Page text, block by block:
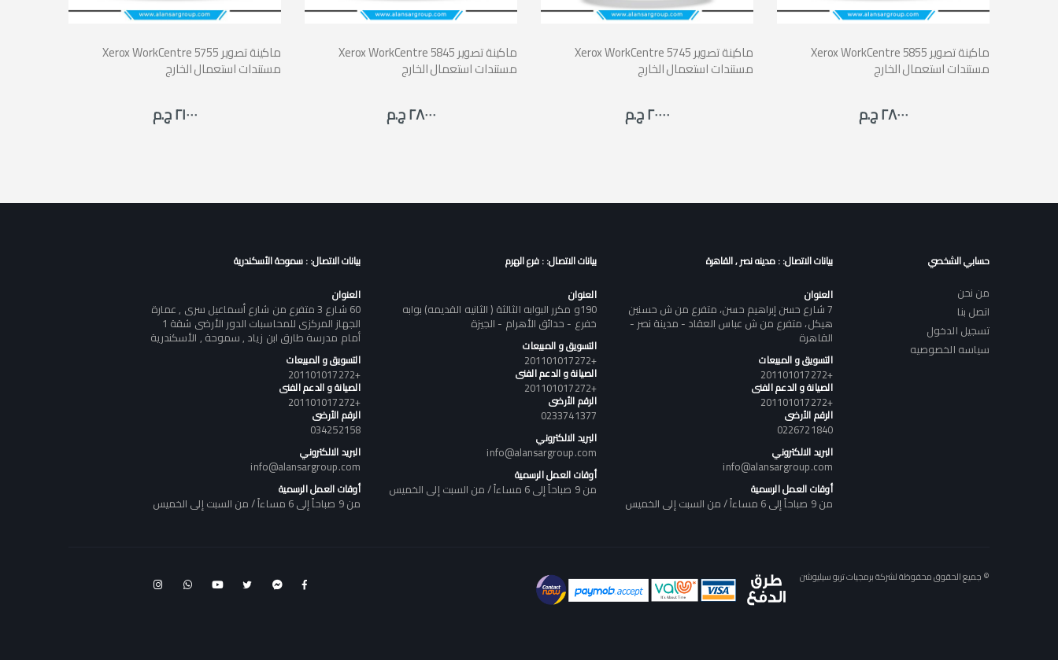
Xerox WorkCentre 5755 ماكينة تصوير
مستندات استعمال الخارج
٢١٠٠٠ ج.م
Xerox WorkCentre 5845 ماكينة تصوير
مستندات استعمال الخارج
٢٨٠٠٠ ج.م
Xerox WorkCentre 5745 ماكينة تصوير
مستندات استعمال الخارج
٢٠٠٠٠ ج.م
Xerox WorkCentre 5855 ماكينة تصوير
مستندات استعمال الخارج
٢٨٠٠٠ ج.م
حسابي الشخصي
من نحن
اتصل بنا
تسجيل الدخول
سياسه الخصوصيه
بيانات الاتصال: : مدينه نصر , القاهرة
العنوان
7 شارع حسن إبراهيم حسن، متفرع من ش حسنين
هيكل، متفرع من ش عباس العقاد - مدينة نصر -
القاهرة
التسويق و المبيعات
+201101017272
الصيانة و الدعم الفنى
+201101017272
الرقم الأرضى
0226721840
البريد الالكتروني
info@alansargroup.com
أوقات العمل الرسمية
من 9 صباحاً إلى 6 مساءاً / من السبت إلى الخميس
بيانات الاتصال: : فرع الهرم
العنوان
190و مكرر البوابه الثالثة ( الثانيه القديمه) بوابه
خفرع - حدائق الأهرام - الجيزة
التسويق و المبيعات
+201101017272
الصيانة و الدعم الفنى
+201101017272
الرقم الأرضى
0233741377
البريد الالكتروني
info@alansargroup.com
أوقات العمل الرسمية
من 9 صباحاً إلى 6 مساءاً / من السبت إلى الخميس
بيانات الاتصال: : سموحة الأسكندرية
العنوان
60 شارع 3 متفرع من شارع أسماعيل سرى , عمارة
الجهاز المركزى للمحاسبات الدور الأرضى شقة 1
أمام مدرسة طارق ابن زياد , سموحة , الأسكندرية
التسويق و المبيعات
+201101017272
الصيانة و الدعم الفنى
+201101017272
الرقم الأرضى
034252158
البريد الالكتروني
info@alansargroup.com
أوقات العمل الرسمية
من 9 صباحاً إلى 6 مساءاً / من السبت إلى الخميس
© جميع الحقوق محفوظة لشركة برمجيات تربو سيليوشن